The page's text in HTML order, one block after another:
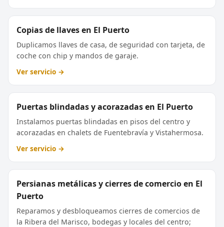
Copias de llaves en El Puerto
Duplicamos llaves de casa, de seguridad con tarjeta, de
coche con chip y mandos de garaje.
Ver servicio →
Puertas blindadas y acorazadas en El Puerto
Instalamos puertas blindadas en pisos del centro y
acorazadas en chalets de Fuentebravía y Vistahermosa.
Ver servicio →
Persianas metálicas y cierres de comercio en El
Puerto
Reparamos y desbloqueamos cierres de comercios de
la Ribera del Marisco, bodegas y locales del centro;